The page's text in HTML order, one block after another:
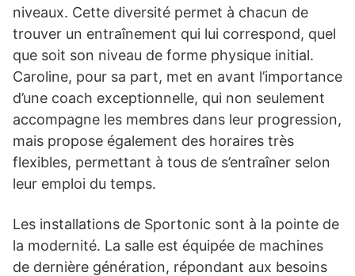
niveaux. Cette diversité permet à chacun de
trouver un entraînement qui lui correspond, quel
que soit son niveau de forme physique initial.
Caroline, pour sa part, met en avant l’importance
d’une coach exceptionnelle, qui non seulement
accompagne les membres dans leur progression,
mais propose également des horaires très
flexibles, permettant à tous de s’entraîner selon
leur emploi du temps.
Les installations de Sportonic sont à la pointe de
la modernité. La salle est équipée de machines
de dernière génération, répondant aux besoins